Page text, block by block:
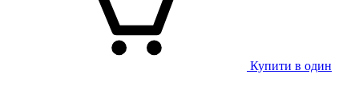
Купити в один